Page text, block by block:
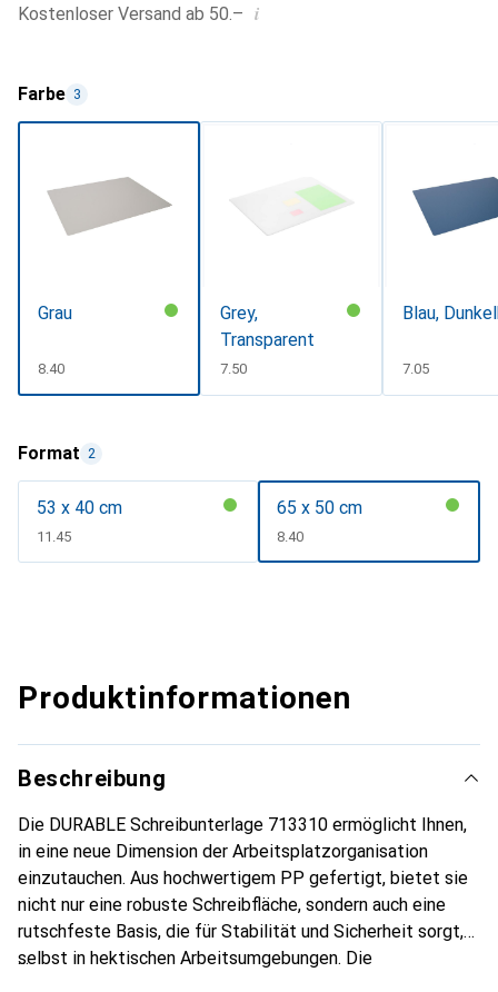
Kostenloser Versand ab 50.– i
Farbe 3
Grau
CHF
8.40
Grey,
Transparent
CHF
7.50
Blau,
CHF
7.05
Format 2
53 x 40 cm
CHF
11.45
65 x 50 cm
CHF
8.40
Produktinformationen
Beschreibung
Die DURABLE Schreibunterlage 713310 ermöglicht Ihnen,
in eine neue Dimension der Arbeitsplatzorganisation
einzutauchen. Aus hochwertigem PP gefertigt, bietet sie
nicht nur eine robuste Schreibfläche, sondern auch eine
rutschfeste Basis, die für Stabilität und Sicherheit sorgt,
selbst in hektischen Arbeitsumgebungen. Die